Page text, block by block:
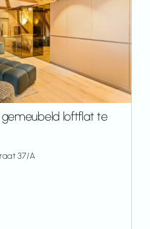
gemeubeld loftflat te
37/A